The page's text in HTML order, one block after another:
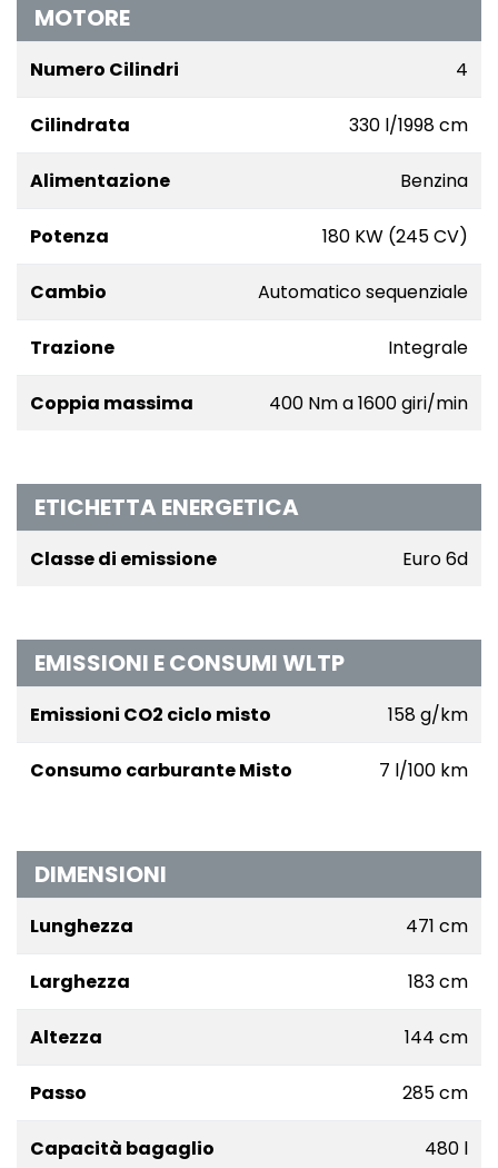
MOTORE
Numero Cilindri 4
Cilindrata 330 l/1998 cm
Alimentazione Benzina
Potenza 180 KW (245 CV)
Cambio Automatico sequenziale
Trazione Integrale
Coppia massima 400 Nm a 1600 giri/min
ETICHETTA ENERGETICA
Classe di emissione Euro 6d
EMISSIONI E CONSUMI WLTP
Emissioni CO2 ciclo misto 158 g/km
Consumo carburante Misto 7 l/100 km
DIMENSIONI
Lunghezza 471 cm
Larghezza 183 cm
Altezza 144 cm
Passo 285 cm
Capacità bagaglio 480 l